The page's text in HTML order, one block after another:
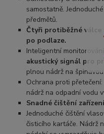
samostatně.
předmětů.
Čtyři protiběžné válce
po podlaze.
Inteligentní
akustický signál pro
plnou nádrž na
Ochrana proti
nádrž na odpadní vodu
Snadné čištění
Jednoduché čištění
čisticího kartáče. Nádrž